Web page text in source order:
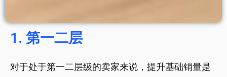
1. 第一二层
对于处于第一二层级的卖家来说，提升基础销量是